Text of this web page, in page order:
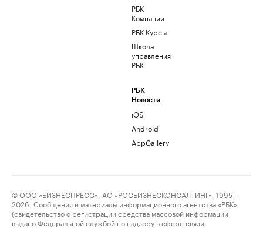
РБК
Компании
РБК Курсы
Школа
управления
РБК
РБК
Новости
iOS
Android
AppGallery
© ООО «БИЗНЕСПРЕСС», АО «РОСБИЗНЕСКОНСАЛТИНГ», 1995–
2026. Сообщения и материалы информационного агентства «РБК»
(свидетельство о регистрации средства массовой информации
выдано Федеральной службой по надзору в сфере связи,